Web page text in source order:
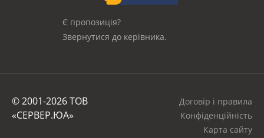
Є пропозиція?
Звернутися до керівника.
© 2001-2026 ТОВ
«СЕРВЕР.ЮА»
Договір і правила
Конфіденційність
Карта сайту